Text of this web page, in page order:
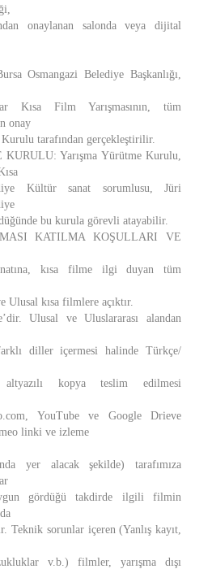
onaylanan salonda veya dijital
Osmangazi Belediye Başkanlığı,
Kısa Film Yarışmasının, tüm
onay
tarafından gerçekleştirilir.
Yarışma Yürütme Kurulu,
Kültür sanat sorumlusu, Jüri
bu kurula görevli atayabilir.
KATILMA KOŞULLARI VE
kısa filme ilgi duyan tüm
Ulusal kısa filmlere açıktır.
Ulusal ve Uluslararası alandan
diller içermesi halinde Türkçe/
kopya teslim edilmesi
YouTube ve Google Drieve
linki ve izleme
yer alacak şekilde) tarafımıza
gördüğü takdirde ilgili filmin
Teknik sorunlar içeren (Yanlış kayıt,
v.b.) filmler, yarışma dışı